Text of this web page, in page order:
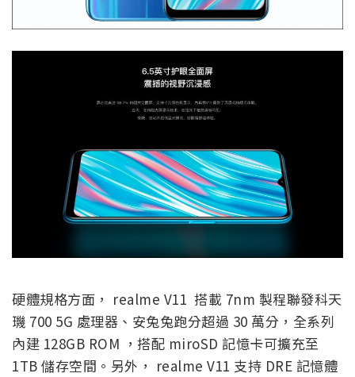
硬體規格方面， realme V11 搭載 7nm 製程聯發科天
璣 700 5G 處理器、安兔兔跑分超過 30 萬分，全系列
內建 128GB ROM ，搭配 miroSD 記憶卡可擴充至
1TB 儲存空間。另外， realme V11 支持 DRE 記憶體